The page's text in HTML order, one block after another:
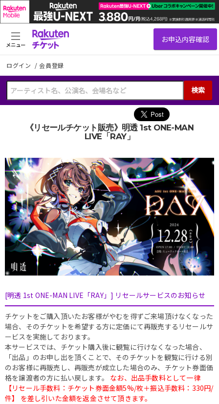
ログイン /会員登録
検索
メニュー
《リセールチケット販売》明透 1st ONE-MAN
LIVE「RAY」
[明透 1st ONE-MAN LIVE「RAY」] リセールサービスのお知らせ
チケットをご購入頂いたお客様がやむを得ずご来場頂けなくなった
場合、そのチケットを希望する方に定価にて再販売するリセールサ
ービスを実施しております。
本サービスでは、チケット購入後に観覧に行けなくなった場合、
「出品」のお申し出を頂くことで、そのチケットを観覧に行ける別
のお客様に再販売し、再販売が成立した場合のみ、チケット券面価
格を譲渡者の方に払い戻します。 なお、出品手数料として一律
【リセール手数料：チケット券面金額5%/枚＋振込手数料：330円/
件】 を差し引いた金額を返金させて頂きます。